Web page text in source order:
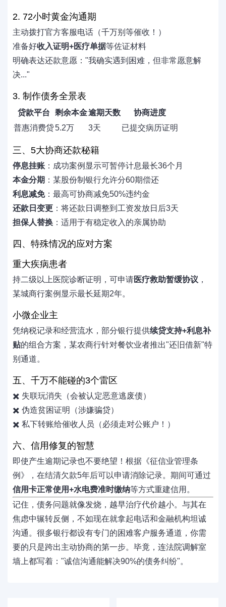
2. 72小时黄金沟通期
主动拨打官方客服电话（千万别等催收！）
准备好收入证明+医疗单据等佐证材料
明确表达还款意愿："我确实遇到困难，但非常愿意解
决..."
3. 制作债务全景表
贷款平台 剩余本金逾期天数
协商进度
普惠消费贷5.2万 3天 已提交病历证明
三、5大协商还款秘籍
停息挂账 ：成功案例显示可暂停计息最长36个月
本金分期 ：某股份制银行允许分60期偿还
利息减免：最高可协商减免50%违约金
还款日变更 ：将还款日调整到工资发放日后3天
担保人替换 ：适用于有稳定收入的亲属协助
四、特殊情况的应对方案
重大疾病患者
持二级以上医院诊断证明，可申请医疗救助暂缓协议 ，
某城商行案例显示最长延期2年。
小微企业主
凭纳税记录和经营流水，部分银行提供续贷支持+利息补
贴的组合方案，某农商行针对餐饮业者推出"还旧借新"特
别通道。
五、千万不能碰的3个雷区
✖️ 失联玩消失（会被认定恶意逃废债）
✖️ 伪造贫困证明（涉嫌骗贷）
✖️ 私下转账给催收人员（必须走对公账户！）
六、信用修复的智慧
即使产生逾期记录也不要绝望！根据《征信业管理条
例》，在结清欠款5年后可以申请消除记录。期间可通过
信用卡正常使用+水电费准时缴纳等方式重建信用。
记住，债务问题就像发烧，越早治疗代价越小。与其在
焦虑中辗转反侧，不如现在就拿起电话和金融机构坦诚
沟通。很多银行都设有专门的困难客户服务通道，你需
要的只是跨出主动协商的第一步。毕竟，连法院调解室
墙上都写着："诚信沟通能解决90%的债务纠纷"。